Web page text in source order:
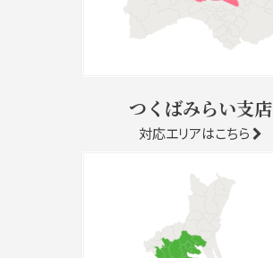
つくばみらい支店
対応エリアはこちら